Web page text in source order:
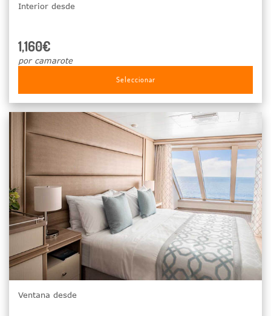
Interior desde
1,160€
por camarote
Seleccionar
Ventana desde